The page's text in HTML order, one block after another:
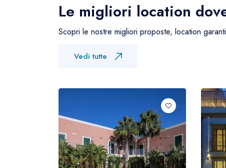
Le migliori location
Scopri le nostre migliori proposte, location
Vedi tutte